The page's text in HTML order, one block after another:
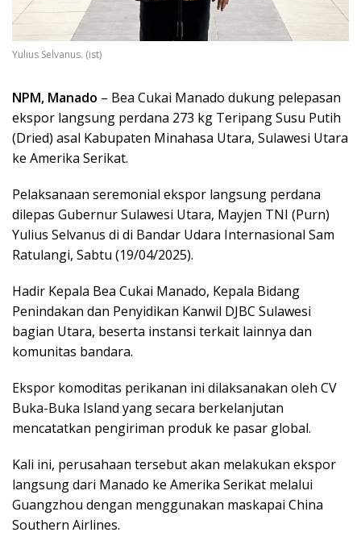
Yulius Selvanus. (ist)
NPM, Manado – Bea Cukai Manado dukung pelepasan
ekspor langsung perdana 273 kg Teripang Susu Putih
(Dried) asal Kabupaten Minahasa Utara, Sulawesi Utara
ke Amerika Serikat.
Pelaksanaan seremonial ekspor langsung perdana
dilepas Gubernur Sulawesi Utara, Mayjen TNI (Purn)
Yulius Selvanus di di Bandar Udara Internasional Sam
Ratulangi, Sabtu (19/04/2025).
Hadir Kepala Bea Cukai Manado, Kepala Bidang
Penindakan dan Penyidikan Kanwil DJBC Sulawesi
bagian Utara, beserta instansi terkait lainnya dan
komunitas bandara.
Ekspor komoditas perikanan ini dilaksanakan oleh CV
Buka-Buka Island yang secara berkelanjutan
mencatatkan pengiriman produk ke pasar global.
Kali ini, perusahaan tersebut akan melakukan ekspor
langsung dari Manado ke Amerika Serikat melalui
Guangzhou dengan menggunakan maskapai China
Southern Airlines.